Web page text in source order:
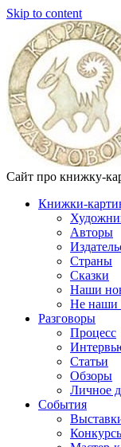
Skip to content
Сайт про книжку-
Книжки-
Авторы
Страны
Сказки
Наши
Не наши
Разговоры
Процесс
Статьи
Обзоры
Личное
События